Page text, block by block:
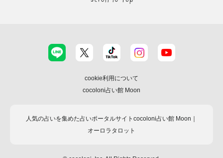
cookie利用について
cocoloni占い館 Moon
人気の占いを集めた占いポータルサイトcocoloni占い館 Moon｜
オーロラタロット